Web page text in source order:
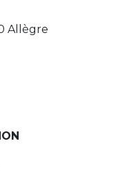
Allègre